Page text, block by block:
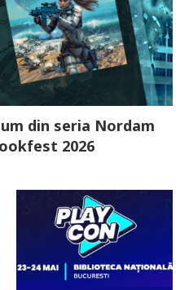
din seria Nordam
2026